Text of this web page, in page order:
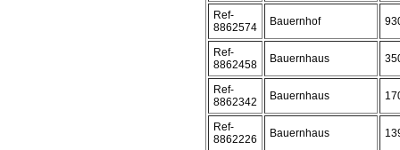
Ref-
8862574
Bauernhof
Ref-
8862458
Bauernhaus
Ref-
8862342
Bauernhaus
Ref-
8862226
Bauernhaus